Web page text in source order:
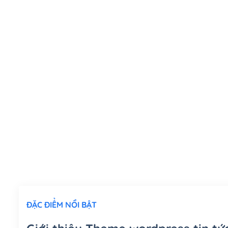
ĐẶC ĐIỂM NỔI BẬT